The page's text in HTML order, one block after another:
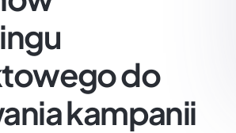
do
kampanii